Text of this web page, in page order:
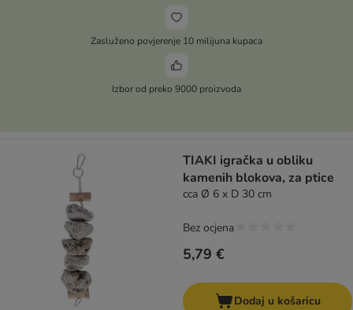
Zasluženo povjerenje 10 milijuna kupaca
Izbor od preko 9000 proizvoda
TIAKI igračka u obliku
kamenih blokova, za ptice
cca Ø 6 x D 30 cm
5,79 €
Bez ocjena
Dodaj u košaricu